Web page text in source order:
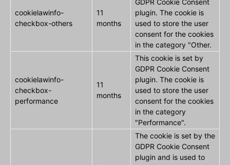
cookielawinfo-
checkbox-others
11
months
GDPR Cookie Consent
plugin. The cookie is
used to store the user
consent for the cookies
in the category "Other.
cookielawinfo-
checkbox-
performance
11
months
This cookie is set by
GDPR Cookie Consent
plugin. The cookie is
used to store the user
consent for the cookies
in the category
"Performance".
The cookie is set by the
GDPR Cookie Consent
plugin and is used to